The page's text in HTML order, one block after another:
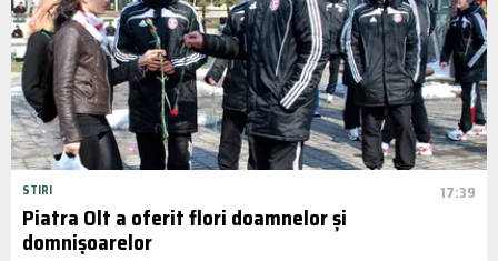
STIRI 17:39
Piatra Olt a oferit flori doamnelor și
domnișoarelor